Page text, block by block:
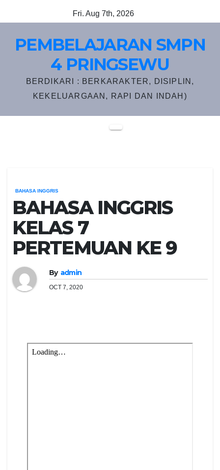
to
Fri. Aug 7th, 2026
PEMBELAJARAN SMPN
4 PRINGSEWU
BERDIKARI : BERKARAKTER, DISIPLIN,
KEKELUARGAAN, RAPI DAN INDAH)
BAHASA INGGRIS
BAHASA INGGRIS
KELAS 7
PERTEMUAN KE 9
By admin
OCT 7, 2020